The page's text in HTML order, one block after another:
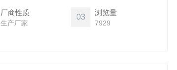
厂商性质
生产厂家
03 浏览量
7929